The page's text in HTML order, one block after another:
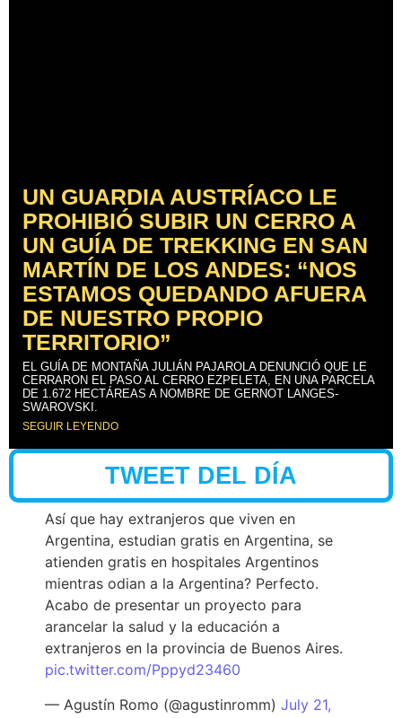
UN GUARDIA AUSTRÍACO LE
PROHIBIÓ SUBIR UN CERRO A
UN GUÍA DE TREKKING EN SAN
MARTÍN DE LOS ANDES: “NOS
ESTAMOS QUEDANDO AFUERA
DE NUESTRO PROPIO
TERRITORIO”
EL GUÍA DE MONTAÑA JULIÁN PAJAROLA DENUNCIÓ QUE LE
CERRARON EL PASO AL CERRO EZPELETA, EN UNA PARCELA
DE 1.672 HECTÁREAS A NOMBRE DE GERNOT LANGES-
SWAROVSKI.
SEGUIR LEYENDO
TWEET DEL DÍA
Así que hay extranjeros que viven en
Argentina, estudian gratis en Argentina, se
atienden gratis en hospitales Argentinos
mientras odian a la Argentina? Perfecto.
Acabo de presentar un proyecto para
arancelar la salud y la educación a
extranjeros en la provincia de Buenos Aires.
pic.twitter.com/Pppyd23460
— Agustín Romo (@agustinromm) July 21,